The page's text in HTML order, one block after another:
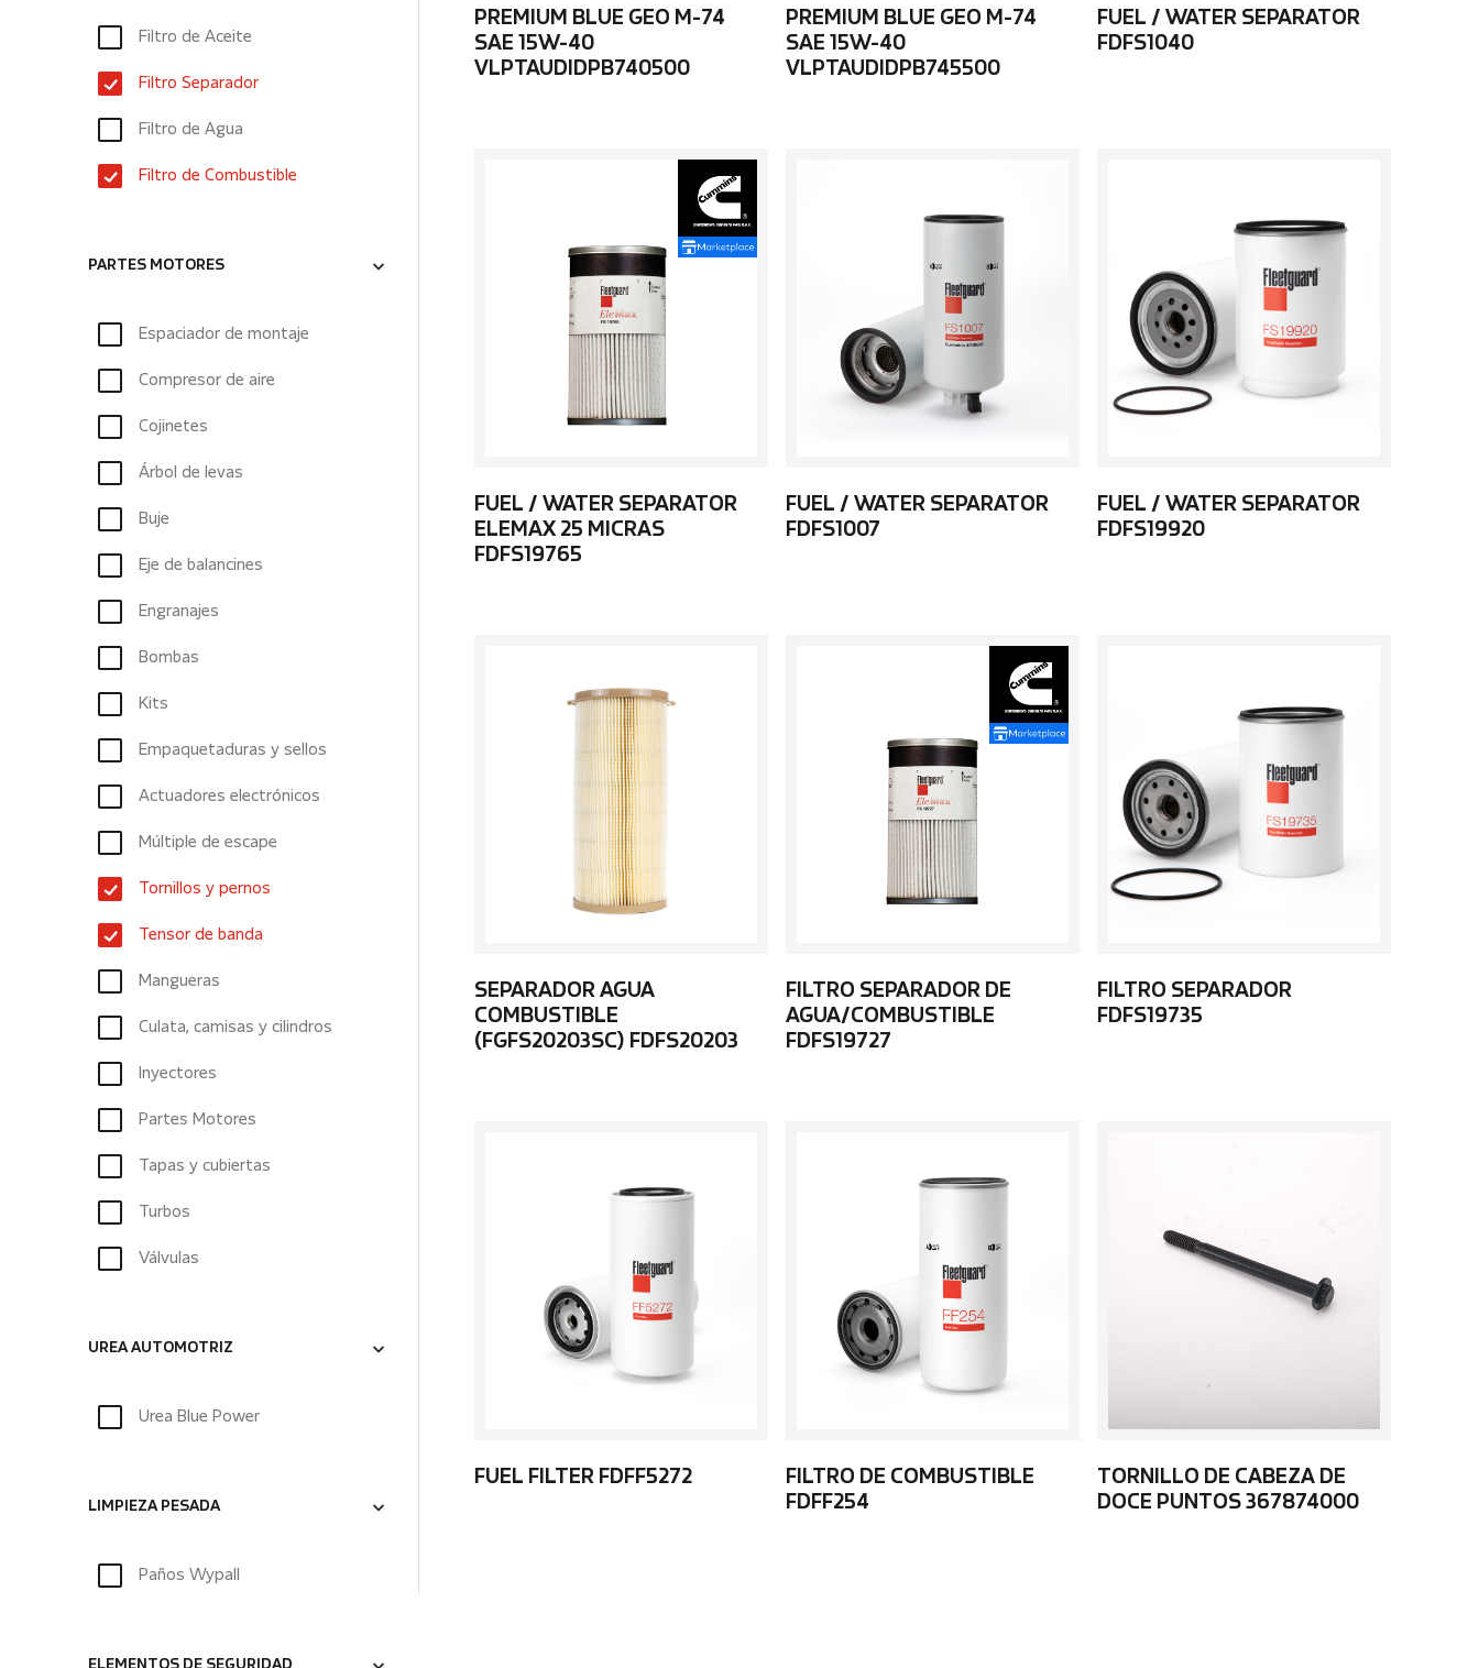
Filtro de Aceite
Filtro Separador
Filtro de Agua
Filtro de Combustible
PARTES MOTORES
Espaciador de montaje
Compresor de aire
Cojinetes
Árbol de levas
Buje
Eje de balancines
Engranajes
Bombas
Kits
Empaquetaduras y sellos
Actuadores electrónicos
Múltiple de escape
Tornillos y pernos
Tensor de banda
Mangueras
Culata, camisas y cilindros
Inyectores
Partes Motores
Tapas y cubiertas
Turbos
Válvulas
UREA AUTOMOTRIZ
Urea Blue Power
LIMPIEZA PESADA
Paños Wypall
PREMIUM BLUE GEO M-74
SAE 15W-40
VLPTAUDIDPB740500
PREMIUM BLUE GEO M-74
SAE 15W-40
VLPTAUDIDPB745500
FUEL / WATER SEPARATOR
FDFS1040
FUEL / WATER SEPARATOR
ELEMAX 25 MICRAS
FDFS19765
FUEL / WATER SEPARATOR
FDFS1007
FUEL / WATER SEPARATOR
FDFS19920
SEPARADOR AGUA
COMBUSTIBLE
(FGFS20203SC) FDFS20203
FILTRO SEPARADOR DE
AGUA/COMBUSTIBLE
FDFS19727
FILTRO SEPARADOR
FDFS19735
FUEL FILTER FDFF5272
FILTRO DE COMBUSTIBLE
FDFF254
TORNILLO DE CABEZA DE
DOCE PUNTOS 367874000